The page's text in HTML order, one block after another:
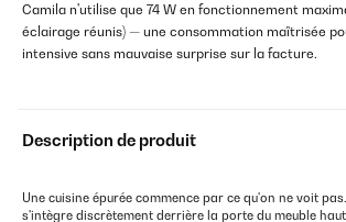
Camila n'utilise que 74 W en fonctionnement
éclairage réunis) — une consommation maîtrisée
intensive sans mauvaise surprise sur la facture.
Description de produit
Une cuisine épurée commence par ce qu'on ne voit
s'intègre discrètement derrière la porte du meuble